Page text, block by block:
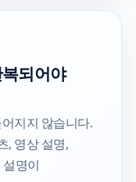
되어야
지지 않습니다.
, 영상 설명,
명이